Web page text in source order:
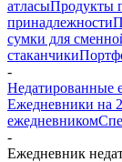
атласыПродукты
принадлежности
сумки для
стаканчики
-
Недатированные
Ежедневники на
ежедневником
-
Ежедневник